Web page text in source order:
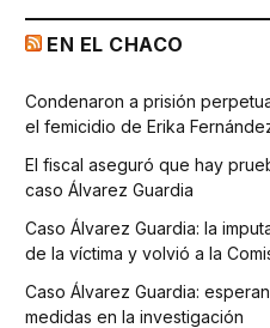
EN EL CHACO
Condenaron a prisión
el femicidio de Erika
El fiscal aseguró que hay
caso Álvarez Guardia
Caso Álvarez Guardia: la
de la víctima y volvió a la
Caso Álvarez Guardia:
medidas en la investigación